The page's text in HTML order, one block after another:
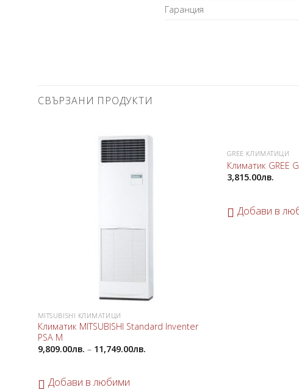
Гаранция
СВЪРЗАНИ ПРОДУКТИ
MITSUBISHI КЛИМАТИЦИ
Климатик MITSUBISHI Standard Inventer
PSA M
9,809.00лв. – 11,749.00лв.
Добави в любими
GREE КЛИМАТИЦИ
Климатик GREE
3,815.00лв.
Добави в